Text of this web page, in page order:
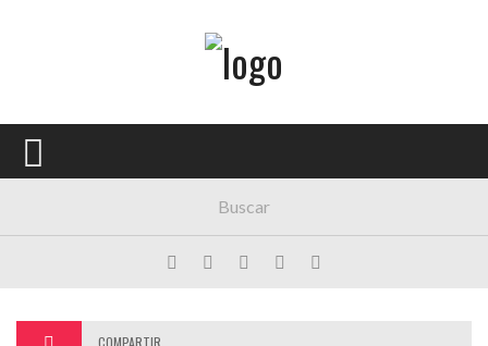
PORTADA
FESTIVALES
EXPOSICIONES
COMPARTIR